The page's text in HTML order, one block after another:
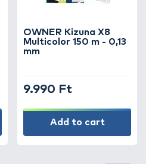
OWNER Kizuna X8
Multicolor 150 m - 0,13
mm
9.990 Ft
Add to cart